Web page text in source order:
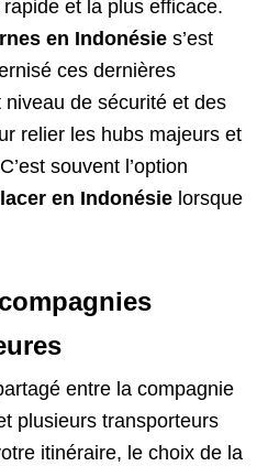
et la plus efficace.
en Indonésie s’est
ces dernières
de sécurité et des
relier les hubs majeurs et
souvent l’option
en Indonésie lorsque
entre la compagnie
plusieurs transporteurs
itinéraire, le choix de la